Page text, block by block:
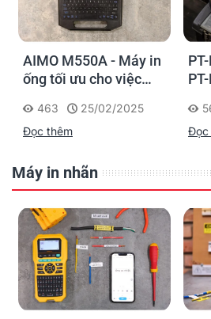
AIMO M550A - Máy in
ống tối ưu cho việc
nhận diện cáp điện,
cáp mạng
463
25/02/2025
Đọc thêm
in
Đọc
Máy in nhãn